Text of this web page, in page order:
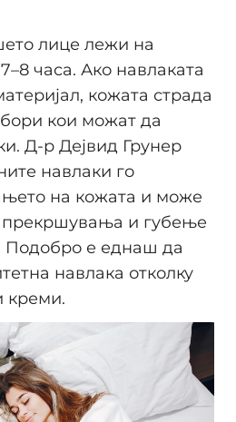
лице лежи на
часа. Ако навлаката
кожата страда
кои можат да
Д-р Дејвид Грунер
навлаки го
на кожата и може
прекршувања и губење
Подобро е еднаш да
навлака отколку
креми.